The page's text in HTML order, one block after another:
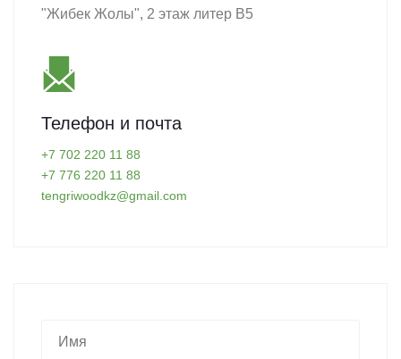
"Жибек Жолы", 2 этаж литер B5
Телефон и почта
+7 702 220 11 88
+7 776 220 11 88
tengriwoodkz@gmail.com